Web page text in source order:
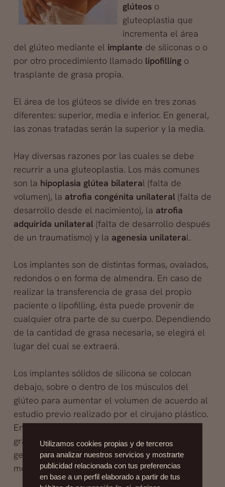
glúteoso
gluteoplastia que
incrementa el área
del glúteo mediante el implante de siliconas o o
por otro procedimiento llamadolipofillingo
trasplante de grasa propia.
El área de los glúteos se divide en tres zonas
diferentes: superior, media e inferior. En general,
las zonas tratadas serán la superior y la media.
Hay diversas razones por las cuales se debe
recurrir a una gluteoplastia. Los más comunes
son la hipoplasia glútea bilateral (falta de
volumen), la atrofia congénita unilateral(falta de
desarrollo desde el nacimiento), la atrofia
adquirida unilateral(falta de desarrollo después
de un traumatismo) y la agenesia unilateral.
Los implantes son de distintas formas, ovalados,
redondos o en forma de almendra. En caso de
realizar la transferencia de grasa del propio
paciente o lipofilling, ésta puede provenir de
cualquier otra parte de su cuerpo. Dependiendo
de la cantidad de grasa necesaria, se elegirá el
lugar del cual se extraerá.
Los implantes sólidos de silicona se colocan
debajo, sobre o dentro de los músculos del
glúteo para aumentar el volumen de acuerdo al
estudio previo realizado por el cirujano plástico.
En el
grasa propia se extrae de la zona abdominal
generalmente, se procesa y se inyecta,
moldeando la zona.
Utilizamos cookies propias y de terceros
para analizar nuestros servicios y mostrarte
publicidad relacionada con tus preferencias
en base a un perfil elaborado a partir de tus